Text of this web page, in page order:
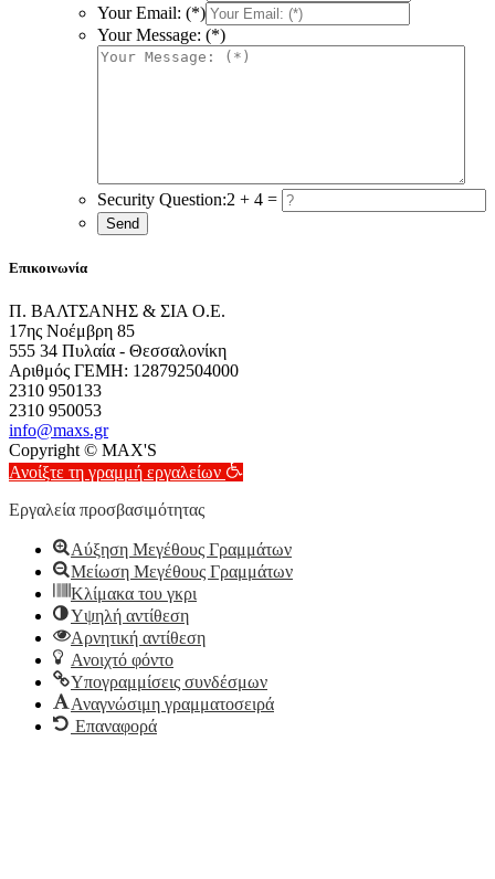
Your Email: (*)
Your Message: (*)
Security Question:2 + 4 =
Επικοινωνία
Π. ΒΑΛΤΣΑΝΗΣ & ΣΙΑ Ο.Ε.
17ης Νοέμβρη 85
555 34 Πυλαία - Θεσσαλονίκη
Αριθμός ΓΕΜΗ: 128792504000
2310 950133
2310 950053
info@maxs.gr
Copyright © MAX'S
Ανοίξτε τη γραμμή εργαλείων
Εργαλεία προσβασιμότητας
Αύξηση Μεγέθους Γραμμάτων
Μείωση Μεγέθους Γραμμάτων
Κλίμακα του γκρι
Υψηλή αντίθεση
Αρνητική αντίθεση
Ανοιχτό φόντο
Υπογραμμίσεις συνδέσμων
Αναγνώσιμη γραμματοσειρά
Επαναφορά